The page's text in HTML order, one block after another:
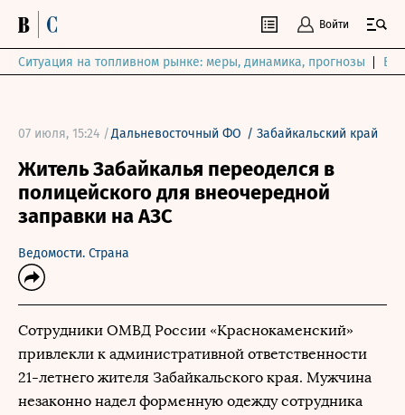
Войти
Ситуация на топливном рынке: меры, динамика, прогнозы
07 июля, 15:24 /Дальневосточный ФО / Забайкальский край
Житель Забайкалья переоделся в
полицейского для внеочередной
заправки на АЗС
Ведомости. Страна
Сотрудники ОМВД России «Краснокаменский»
привлекли к административной ответственности
21-летнего жителя Забайкальского края. Мужчина
незаконно надел форменную одежду сотрудника